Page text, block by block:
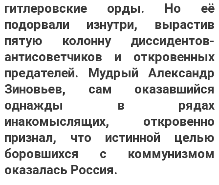
гитлеровские орды. Но её
подорвали изнутри, вырастив
пятую колонну диссидентов-
антисоветчиков и откровенных
предателей. Мудрый Александр
Зиновьев, сам оказавшийся
однажды в рядах
инакомыслящих, откровенно
признал, что истинной целью
боровшихся с коммунизмом
оказалась Россия.